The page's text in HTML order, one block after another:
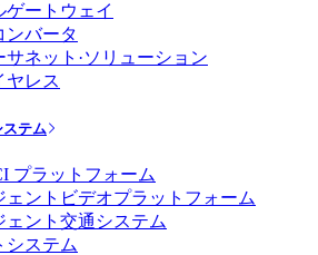
ゲートウェイ
ンバータ
サネット·ソリューション
ヤレス
テム
プラットフォーム
ェントビデオプラットフォーム
ェント交通システム
システム